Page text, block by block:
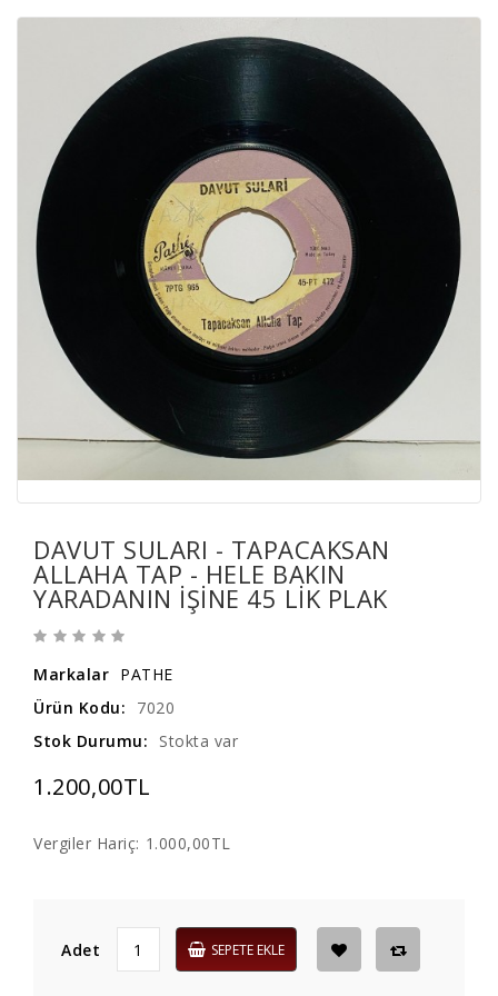
DAVUT SULARI - TAPACAKSAN
ALLAHA TAP - HELE BAKIN
YARADANIN IŞINE 45 LIK PLAK
Markalar PATHE
Ürün Kodu:
7020
Stok Durumu:
Stokta var
1.200,00TL
Vergiler Hariç: 1.000,00TL
Adet SEPETE EKLE